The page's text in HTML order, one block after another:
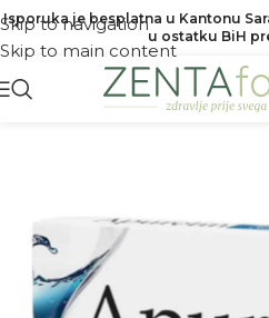
Skip to navigation
Skip to main content
Isporuka je besplatna u Kantonu
u ostatku BiH